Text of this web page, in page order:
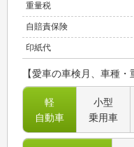
重量税
自賠責保険
印紙代
【愛車の車検月、車種
軽
自動車
小型
乗用車